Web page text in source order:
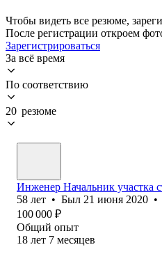
Чтобы видеть все резюме,
После регистрации откроем
Зарегистрироваться
За всё время
По соответствию
20 резюме
Инженер Начальник участка
58 лет • Был 21 июня 2020 •
100 000 ₽
Общий опыт
18 лет 7 месяцев